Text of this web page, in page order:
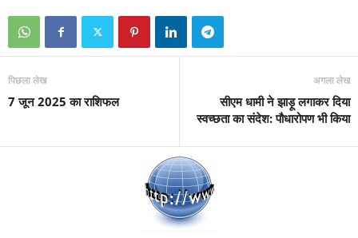
पिछला लेख
7 जून 2025 का राशिफल
अगला लेख
सीएम धामी ने झाड़ू लगाकर दिया
स्वच्छता का संदेश: पौधारोपण भी किया